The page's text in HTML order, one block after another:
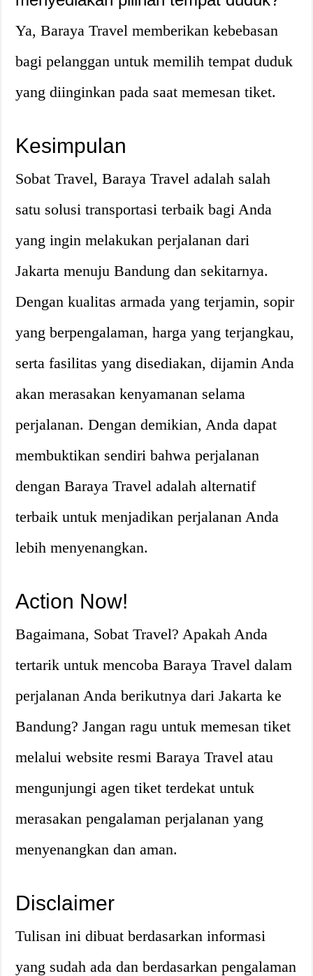
Ya, Baraya Travel memberikan kebebasan
bagi pelanggan untuk memilih tempat duduk
yang diinginkan pada saat memesan tiket.
Kesimpulan
Sobat Travel, Baraya Travel adalah salah
satu solusi transportasi terbaik bagi Anda
yang ingin melakukan perjalanan dari
Jakarta menuju Bandung dan sekitarnya.
Dengan kualitas armada yang terjamin, sopir
yang berpengalaman, harga yang terjangkau,
serta fasilitas yang disediakan, dijamin Anda
akan merasakan kenyamanan selama
perjalanan. Dengan demikian, Anda dapat
membuktikan sendiri bahwa perjalanan
dengan Baraya Travel adalah alternatif
terbaik untuk menjadikan perjalanan Anda
lebih menyenangkan.
Action Now!
Bagaimana, Sobat Travel? Apakah Anda
tertarik untuk mencoba Baraya Travel dalam
perjalanan Anda berikutnya dari Jakarta ke
Bandung? Jangan ragu untuk memesan tiket
melalui website resmi Baraya Travel atau
mengunjungi agen tiket terdekat untuk
merasakan pengalaman perjalanan yang
menyenangkan dan aman.
Disclaimer
Tulisan ini dibuat berdasarkan informasi
yang sudah ada dan berdasarkan pengalaman